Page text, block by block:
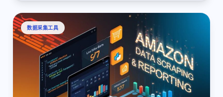
数据采集工具